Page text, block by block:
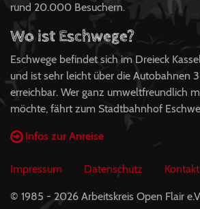
rund 20.000 Besuchern.
Wo ist Eschwege?
Eschwege befindet sich im Dreieck
und ist sehr leicht über die Autobahnen
erreichbar. Wer ganz umweltfreundlich
möchte, fährt zum Stadtbahnhof
Infos zur Anreise
Impressum Datenschutz Kontakt
© 1985 - 2026 Arbeitskreis Open Flair